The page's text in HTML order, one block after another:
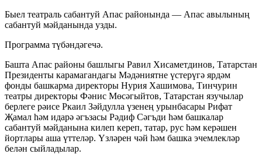
Быел театраль сабантуй Апас районында — Апас авылының
сабантуй мәйданында узды.
Программа түбәндәгечә.
Башта Апас районы башлыгы Равил Хисаметдинов, Татарстан
Президенты карамагандагы Мәдәниятне үстерүгә ярдәм
фонды башкарма директоры Нурия Хашимова, Тинчурин
театры директоры Фәнис Мөсәгыйтов, Татарстан язучылар
берлеге рәисе Ркаил Зәйдулла үзенең урынбасары Рифат
Җамал һәм идарә әгъзасы Рәдиф Сәгъди һәм башкалар
сабантуй мәйданына килеп кереп, татар, рус һәм керәшен
йортлары аша үттеләр. Үзләрен чәй һәм башка эчемлекләр
белән сыйладылар.